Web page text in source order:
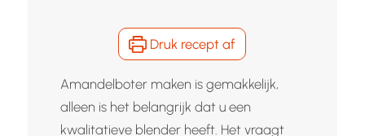
Druk recept af
Amandelboter maken is gemakkelijk,
alleen is het belangrijk dat u een
kwalitatieve blender heeft. Het vraagt